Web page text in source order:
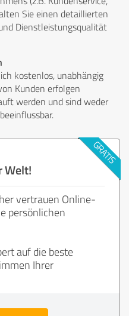
Sie einen detaillierten
Dienstleistungsqualität
kostenlos, unabhängig
Kunden erfolgen
werden und sind weder
Welt!
vertrauen Online-
persönlichen
auf die beste
Ihrer